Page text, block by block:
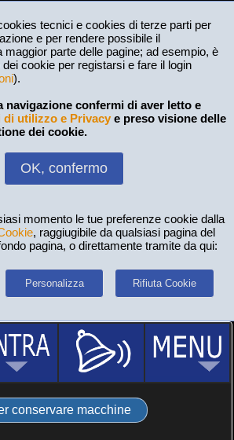
tecnici e cookies di terze parti per
e per rendere possibile il
maggior parte delle pagine; ad esempio, è
cookie per registarsi e fare il login
).
navigazione confermi di aver letto e
di utilizzo e Privacy e preso visione delle
dei cookie.
OK, confermo
momento le tue preferenze cookie dalla
, raggiugibile da qualsiasi pagina del
pagina, o direttamente tramite da qui:
Personalizza Rifiuta Cookie
conservare macchine